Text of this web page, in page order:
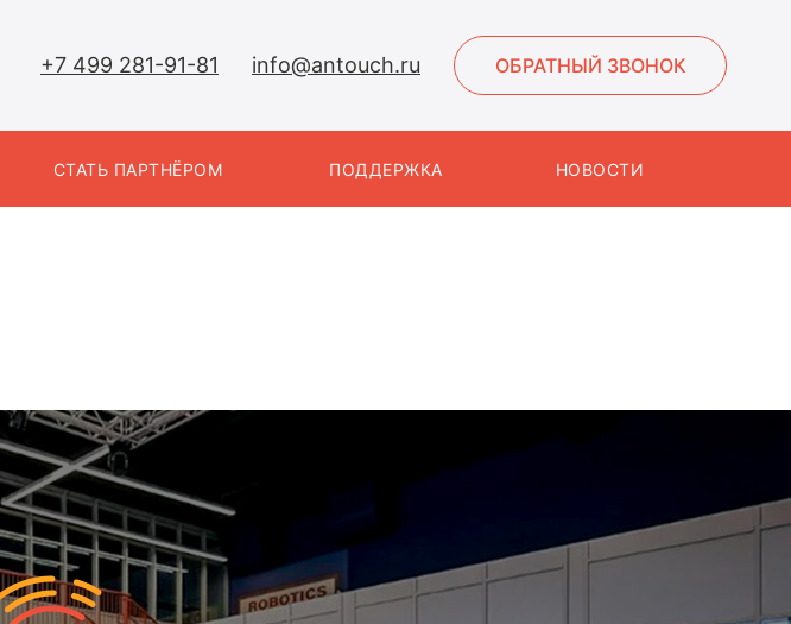
+7 499 281-91-81 info@antouch.ru ОБРАТНЫЙ ЗВОНОК
СТАТЬ ПАРТНЁРОМ ПОДДЕРЖКА НОВОСТИ